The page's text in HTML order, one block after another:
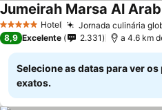
5 Estrelas Hotel Jornada culinária
Jumeirah Marsa Al
8,9 Excelente 2.331 a 4.6 km
Selecione as datas para ver
exatos.